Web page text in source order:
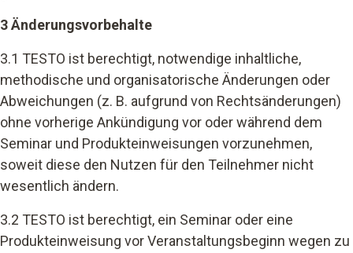
3 Änderungsvorbehalte
3.1 TESTO ist berechtigt, notwendige inhaltliche,
methodische und organisatorische Änderungen oder
Abweichungen (z. B. aufgrund von Rechtsänderungen)
ohne vorherige Ankündigung vor oder während dem
Seminar und Produkteinweisungen vorzunehmen,
soweit diese den Nutzen für den Teilnehmer nicht
wesentlich ändern.
3.2 TESTO ist berechtigt, ein Seminar oder eine
Produkteinweisung vor Veranstaltungsbeginn wegen zu